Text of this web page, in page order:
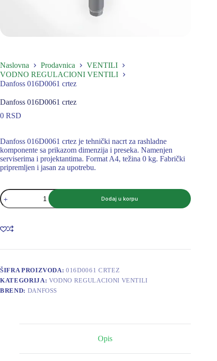
Naslovna Prodavnica
VENTILI
VODNO REGULACIONI VENTILI
Danfoss 016D0061 crtez
Danfoss 016D0061 crtez
0 RSD
Danfoss 016D0061 crtez je tehnički nacrt za rashladne
komponente sa prikazom dimenzija i preseka. Namenjen
serviserima i projektantima. Format A4, težina 0 kg. Fabrički
pripremljen i jasan za upotrebu.
Danfoss
016D0061
crtez
Dodaj u korpu
ŠIFRA PROIZVODA:016D0061 CRTEZ
KATEGORIJA: VODNO REGULACIONI VENTILI
BREND: DANFOSS
Opis